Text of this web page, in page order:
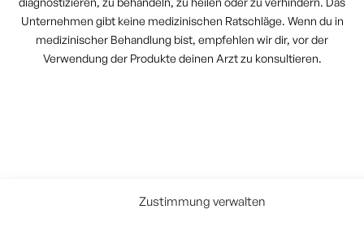
Zustimmung verwalten
Unternehmen gibt keine medizinischen Ratschläge. Wenn du in
medizinischer Behandlung bist, empfehlen wir dir, vor der
Verwendung der Produkte deinen Arzt zu konsultieren.